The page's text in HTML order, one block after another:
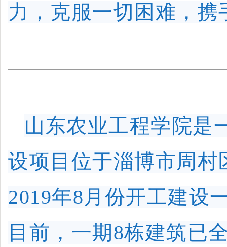
力，克服一切困难，携
山东农业工程学院是
设项目位于淄博市周
2019年8月份开工建设
目前，一期8栋建筑已